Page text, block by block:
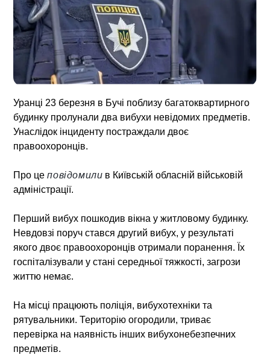
Уранці 23 березня в Бучі поблизу багатоквартирного
будинку пролунали два вибухи невідомих предметів.
Унаслідок інциденту постраждали двоє
правоохоронців.
Про цеповідомили в Київській обласній військовій
адміністрації.
Перший вибух пошкодив вікна у житловому будинку.
Невдовзі поруч стався другий вибух, у результаті
якого двоє правоохоронців отримали поранення. Їх
госпіталізували у стані середньої тяжкості, загрози
життю немає.
На місці працюють поліція, вибухотехніки та
рятувальники. Територію огородили, триває
перевірка на наявність інших вибухонебезпечних
предметів.